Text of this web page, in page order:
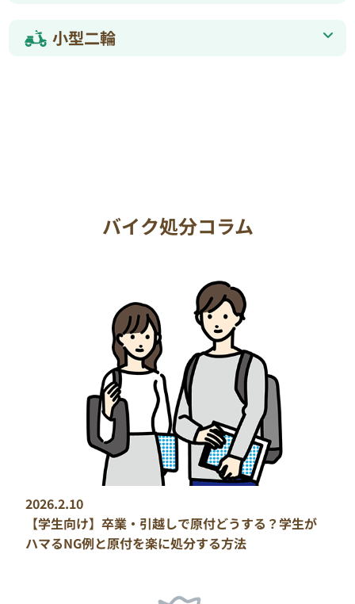
小型二輪
バイク処分コラム
2026.2.10
【学生向け】卒業・引越しで原付どうする？学生が
ハマるNG例と原付を楽に処分する方法